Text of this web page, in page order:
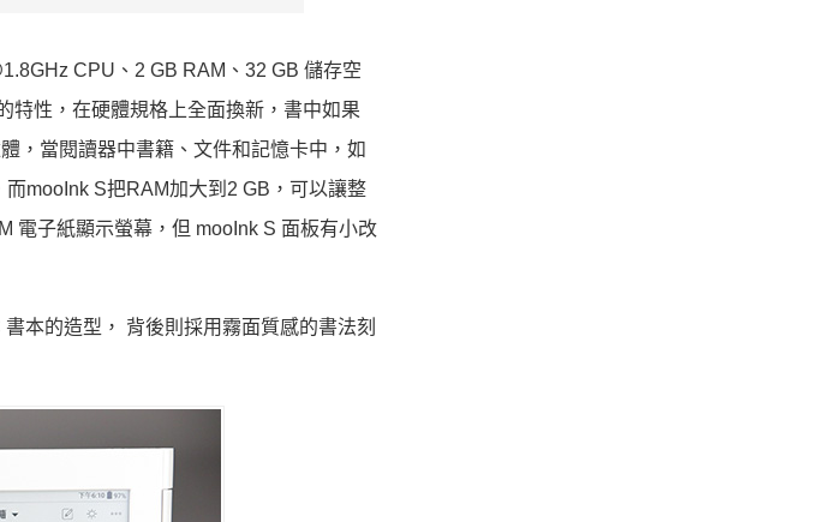
CPU、2 GB RAM、32 GB 儲存空
特性，在硬體規格上全面換新，書中如果
，當閱讀器中書籍、文件和記憶卡中，如
mooInk S把RAM加大到2 GB，可以讓整
電子紙顯示螢幕，但 mooInk S 面板有小改
本的造型， 背後則採用霧面質感的書法刻